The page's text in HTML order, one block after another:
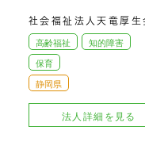
社会福祉法人天竜厚生
高齢福祉 知的障害
保育
静岡県
法人詳細を見る